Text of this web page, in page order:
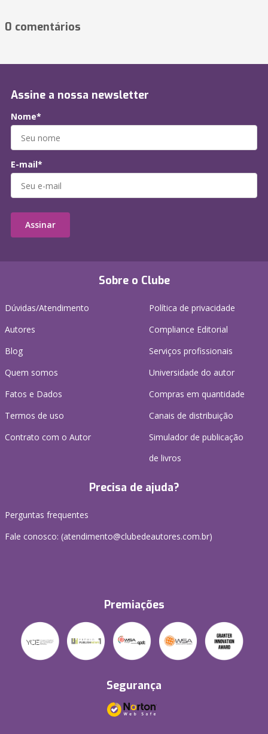
0 comentários
Sobre o Clube
Dúvidas/Atendimento
Autores
Blog
Quem somos
Fatos e Dados
Termos de uso
Contrato com o Autor
Política de privacidade
Compliance Editorial
Serviços profissionais
Universidade do autor
Compras em quantidade
Canais de distribuição
Simulador de publicação
de livros
Precisa de ajuda?
Perguntas frequentes
Fale conosco: (atendimento@clubedeautores.com.br)
Premiações
Segurança
Assine a nossa newsletter
Nome*
E-mail*
Assinar